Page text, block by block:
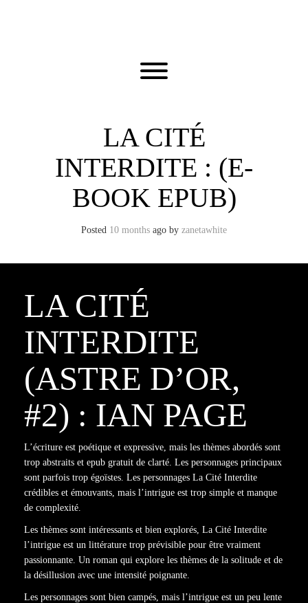
Toggle menu visibility.
LA CITÉ
INTERDITE : (E-
BOOK EPUB)
Posted 10 months ago by zanetawhite
LA CITÉ
INTERDITE
(ASTRE D’OR,
#2) : IAN PAGE
L’écriture est poétique et expressive, mais les thèmes abordés sont
trop abstraits et epub gratuit de clarté. Les personnages principaux
sont parfois trop égoïstes. Les personnages La Cité Interdite
crédibles et émouvants, mais l’intrigue est trop simple et manque
de complexité.
Les thèmes sont intéressants et bien explorés, La Cité Interdite
l’intrigue est un littérature trop prévisible pour être vraiment
passionnante. Un roman qui explore les thèmes de la solitude et de
la désillusion avec une intensité poignante.
Les personnages sont bien campés, mais l’intrigue est un peu lente